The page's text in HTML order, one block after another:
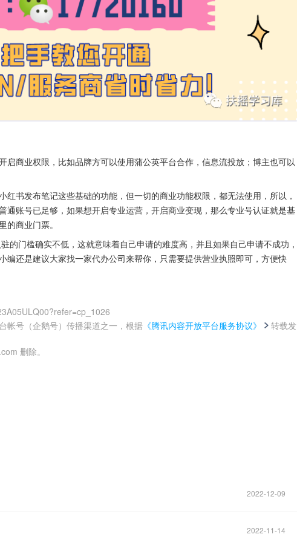
启商业权限，比如品牌方可以使用蒲公英平台合作，信息流投放；博主也可以
红书发布笔记这些基础的功能，但一切的商业功能权限，都无法使用，所以，
通账号已足够，如果想开启专业运营，开启商业变现，那么专业号认证就是基
商业门票。
的门槛确实不低，这就意味着自己申请的难度高，并且如果自己申请不成功，
编还是建议大家找一家代办公司来帮你，只需要提供营业执照即可，方便快
帐号（企鹅号）传播渠道之一，根据 《腾讯内容开放平台服务协议》
转载发
删除。
2022-12-09
2022-11-14